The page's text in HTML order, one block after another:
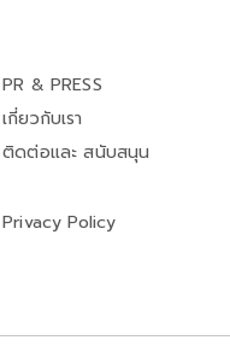
PR & PRESS
เกี่ยวกับเรา
ติดต่อและ สนับสนุน
Privacy Policy